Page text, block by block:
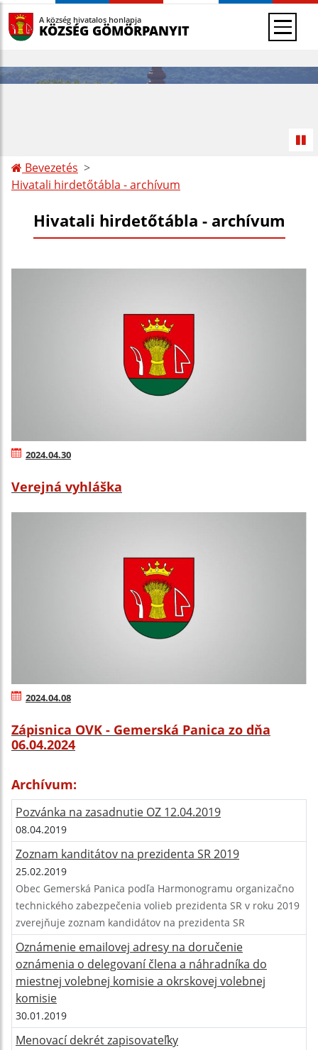
A község hivatalos honlapja
KÖZSÉG GÖMÖRPANYIT
Bevezetés
Hivatali hirdetőtábla - archívum
Hivatali hirdetőtábla - archívum
2024.04.30
Verejná vyhláška
2024.04.08
Zápisnica OVK - Gemerská Panica zo dňa
06.04.2024
Archívum:
Pozvánka na zasadnutie OZ 12.04.2019
08.04.2019
Zoznam kanditátov na prezidenta SR 2019
25.02.2019
Obec Gemerská Panica podľa Harmonogramu organizačno
technického zabezpečenia volieb prezidenta SR v roku 2019
zverejňuje zoznam kandidátov na prezidenta SR
Oznámenie emailovej adresy na doručenie
oznámenia o delegovaní člena a náhradníka do
miestnej volebnej komisie a okrskovej volebnej
komisie
30.01.2019
Menovací dekrét zapisovateľky